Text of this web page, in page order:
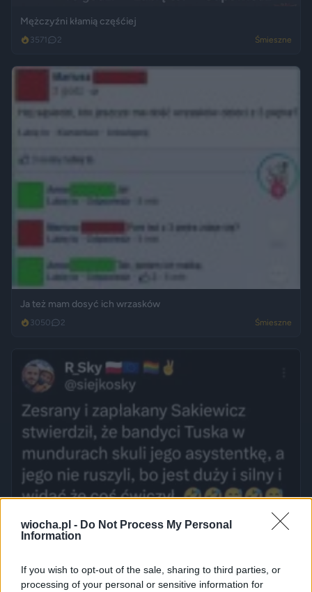
wiocha.pl - Do Not Process My Personal
Information
If you wish to opt-out of the sale, sharing to third parties, or
processing of your personal or sensitive information for
Mężczyźni kłamią częśćiej
3571 2 Śmieszne
Ja też mam dosyć ich wrzasków
3050 2 Śmieszne